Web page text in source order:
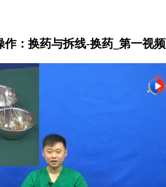
：换药与拆线-换药_第一视频